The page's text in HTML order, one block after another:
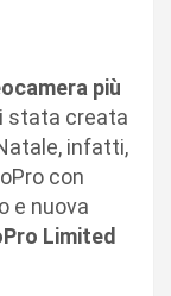
più
stata creata
infatti,
con
e nuova
Limited